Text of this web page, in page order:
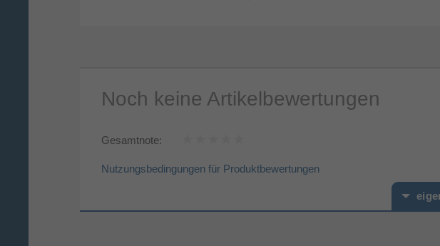
Noch keine Artikelbewertungen
Gesamtnote:
Nutzungsbedingungen für Produktbewertungen